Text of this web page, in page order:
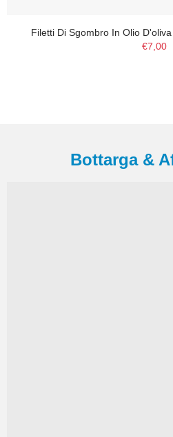
Filetti Di Sgombro In Olio
€7,00
Bottarga &